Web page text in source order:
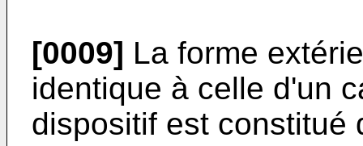
[0009] La forme
identique à celle d'un
dispositif est constitué